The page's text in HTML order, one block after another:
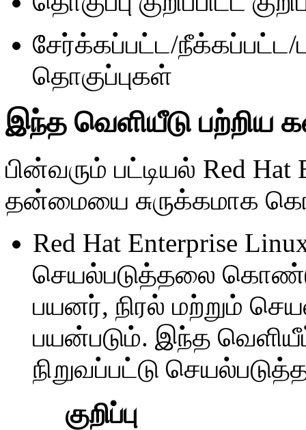
சேர்க்கப்பட்ட/நீக்கப்பட்ட/
தொகுப்புகள்
இந்த வெளியீடு
பின்வரும் பட்டியல் Red Hat
தன்மையை சுருக்கமாக
Red Hat Enterprise
செயல்படுத்தலை
பயனர், நிரல் மற்றும்
பயன்படும். இந்த
நிறுவப்பட்டு
குறிப்பு